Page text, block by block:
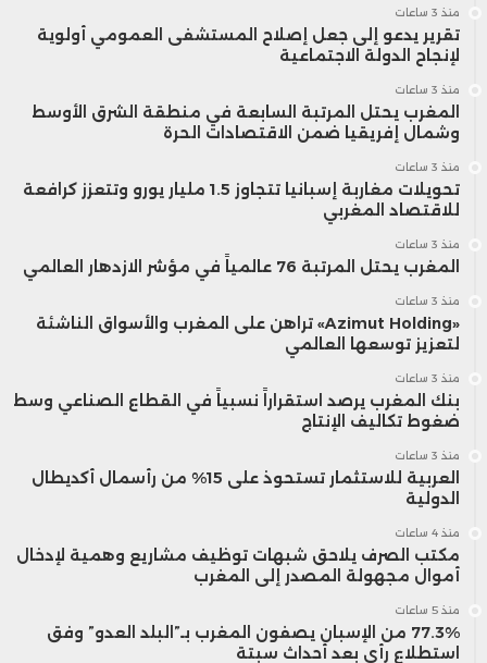
منذ 3 ساعات
تقرير يدعو إلى جعل إصلاح المستشفى العمومي أولوية
لإنجاح الدولة الاجتماعية
منذ 3 ساعات
المغرب يحتل المرتبة السابعة في منطقة الشرق الأوسط
وشمال إفريقيا ضمن الاقتصادات الحرة
منذ 3 ساعات
تحويلات مغاربة إسبانيا تتجاوز 1.5 مليار يورو وتتعزز كرافعة
للاقتصاد المغربي
منذ 3 ساعات
المغرب يحتل المرتبة 76 عالمياً في مؤشر الازدهار العالمي
منذ 3 ساعات
«Azimut Holding» تراهن على المغرب والأسواق الناشئة
لتعزيز توسعها العالمي
منذ 3 ساعات
بنك المغرب يرصد استقراراً نسبياً في القطاع الصناعي وسط
ضغوط تكاليف الإنتاج
منذ 3 ساعات
العربية للاستثمار تستحوذ على 15% من رأسمال أكديطال
الدولية
منذ 4 ساعات
مكتب الصرف يلاحق شبهات توظيف مشاريع وهمية لإدخال
أموال مجهولة المصدر إلى المغرب
منذ 5 ساعات
77.3% من الإسبان يصفون المغرب بـ”البلد العدو” وفق
استطلاع رأي بعد أحداث سبتة